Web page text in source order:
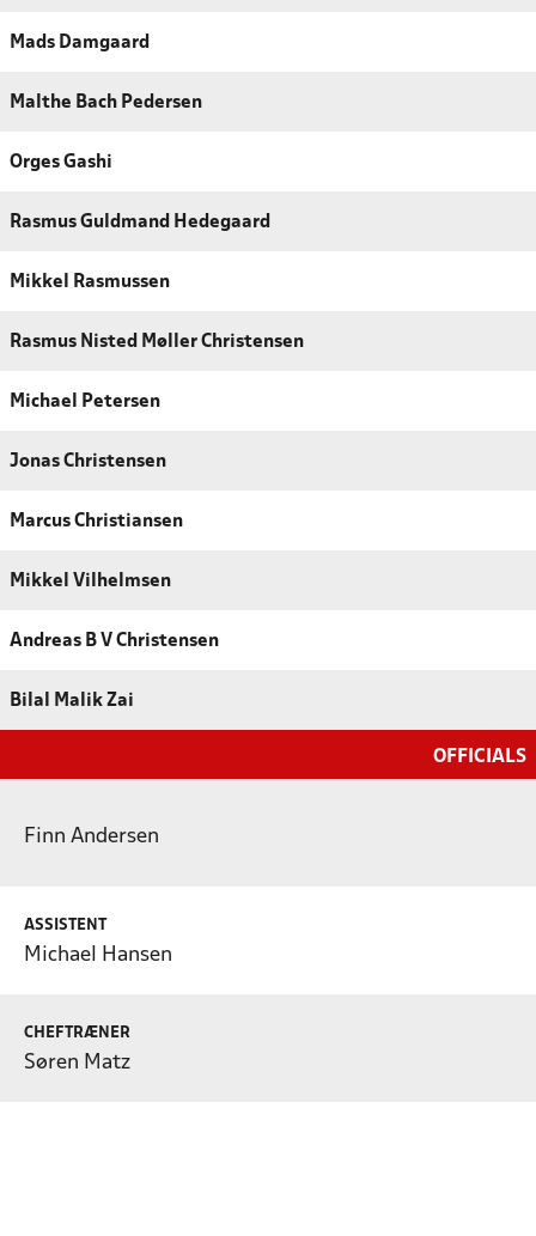
Mads Damgaard
Malthe Bach Pedersen
Orges Gashi
Rasmus Guldmand Hedegaard
Mikkel Rasmussen
Rasmus Nisted Møller Christensen
Michael Petersen
Jonas Christensen
Marcus Christiansen
Mikkel Vilhelmsen
Andreas B V Christensen
Bilal Malik Zai
OFFICIALS
Finn Andersen
ASSISTENT
Michael Hansen
CHEFTRÆNER
Søren Matz